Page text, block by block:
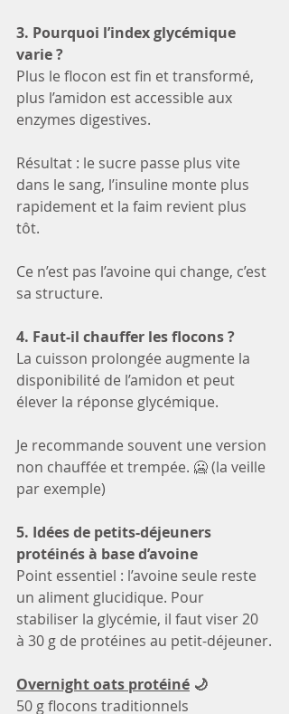
3. Pourquoi l’index glycémique
varie ?
Plus le flocon est fin et transformé,
plus l’amidon est accessible aux
enzymes digestives.
Résultat : le sucre passe plus vite
dans le sang, l’insuline monte plus
rapidement et la faim revient plus
tôt.
Ce n’est pas l’avoine qui change, c’est
sa structure.
4. Faut-il chauffer les flocons ?
La cuisson prolongée augmente la
disponibilité de l’amidon et peut
élever la réponse glycémique.
Je recommande souvent une version
non chauffée et trempée. 🥶 (la veille
par exemple)
5. Idées de petits-déjeuners
protéinés à base d’avoine
Point essentiel : l’avoine seule reste
un aliment glucidique. Pour
stabiliser la glycémie, il faut viser 20
à 30 g de protéines au petit-déjeuner.
Overnight oats protéiné 🌙
50 g flocons traditionnels